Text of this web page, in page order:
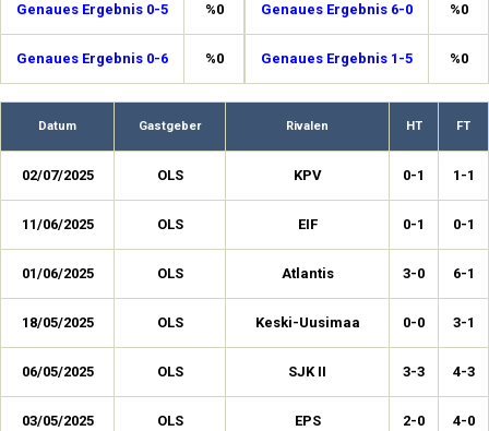
Genaues Ergebnis 0-5 %0
Genaues Ergebnis 0-6 %0
Genaues Ergebnis 6-0 %0
Genaues Ergebnis 1-5 %0
Datum Gastgeber Rivalen HT FT
02/07/2025 OLS KPV 0-1 1-1
11/06/2025 OLS EIF 0-1 0-1
01/06/2025 OLS Atlantis 3-0 6-1
18/05/2025 OLS Keski-Uusimaa 0-0 3-1
06/05/2025 OLS SJK II 3-3 4-3
03/05/2025 OLS EPS 2-0 4-0